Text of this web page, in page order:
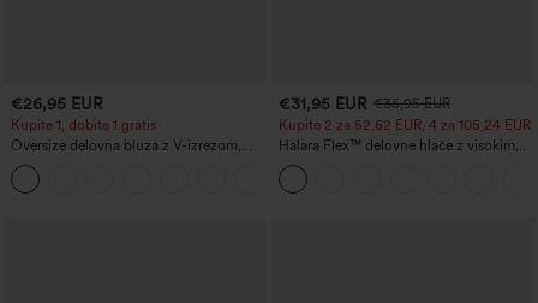
€26,95 EUR
Kupite 1, dobite 1 gratis
Oversize delovna bluza z V-izrezom,
kratkimi rokavi in obdelavo proti gubam
€31,95 EUR €35,95 EUR
Kupite 2 za 52,62 EUR, 4 za 105,24 EUR
Halara Flex™ delovne hlače z visokim
pasom, ki oblikujejo postavo in zožujejo
pas, z žepi ter širokimi hlačnicami iz
mikro vaflja